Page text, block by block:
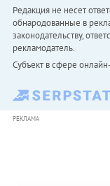
Редакция не несет
обнародованные в
законодательству,
рекламодатель.
Субъект в сфере
РЕКЛАМА